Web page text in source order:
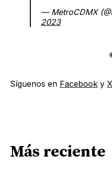
— MetroCDMX
2023
Síguenos en Facebook y X
Más reciente